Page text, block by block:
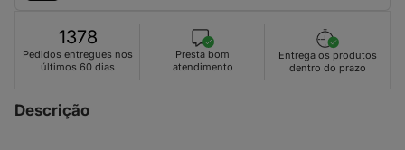
1378
Pedidos entregues nos
últimos 60 dias
Presta bom
atendimento
Entrega os produtos
dentro do prazo
Descrição